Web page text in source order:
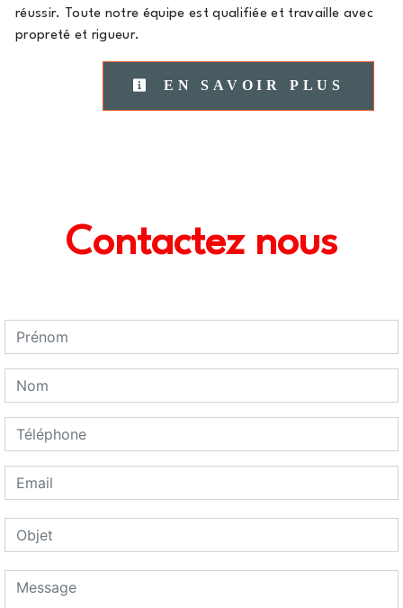
réussir. Toute notre équipe est qualifiée et travaille avec
propreté et rigueur.
EN SAVOIR PLUS
Contactez nous